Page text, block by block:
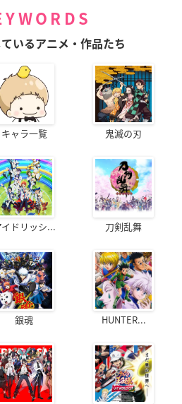
いるアニメ・作品たち
キャラ一覧 鬼滅の刃
イドリッシ... 刀剣乱舞
銀魂 HUNTER...